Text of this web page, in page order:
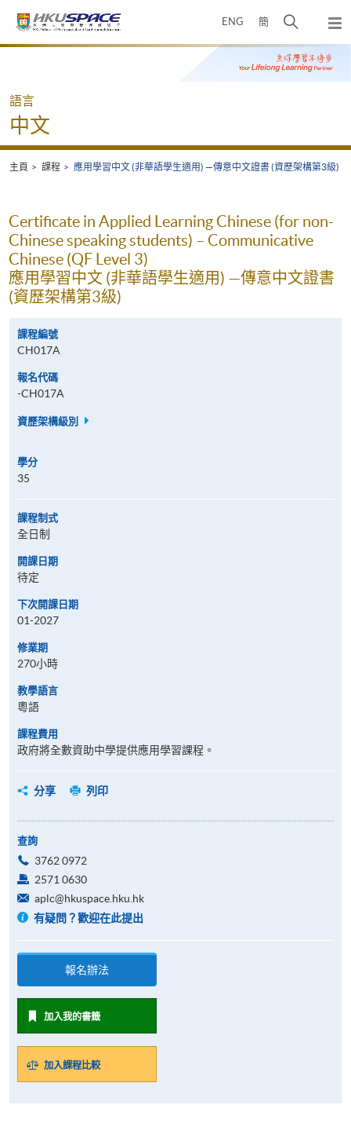
ENG 簡
開
搜
尋
彈
出
主
Main
語言
中文
主頁 課程 應用學習中文 (非華語學生適用) —傳意中文證書 (資歷架構第3級)
Certificate in Applied Learning Chinese (for non-
Chinese speaking students) – Communicative
Chinese (QF Level 3)
應用學習中文 (非華語學生適用) —傳意中文證書
(資歷架構第3級)
課程編號
CH017A
報名代碼
-CH017A
資歷架構級別
學分
35
課程制式
全日制
開課日期
待定
下次開課日期
01-2027
修業期
270小時
教學語言
粵語
課程費用
政府將全數資助中學提供應用學習課程。
分享 列印
查詢
3762 0972
2571 0630
aplc@hkuspace.hku.hk
有疑問？歡迎在此提出
報名辦法
加入我的書籤
加入課程比較